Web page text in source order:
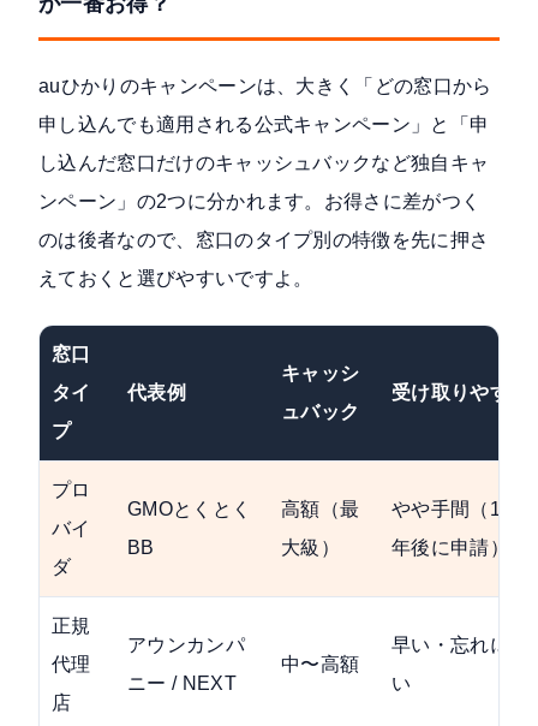
auひかりのキャンペーンは、大きく「どの窓口から
申し込んでも適用される公式キャンペーン」と「申
し込んだ窓口だけのキャッシュバックなど独自キャ
ンペーン」の2つに分かれます。お得さに差がつく
のは後者なので、窓口のタイプ別の特徴を先に押さ
えておくと選びやすいですよ。
窓口
タイ
プ
代表例
キャッシ
ュバック
受け取りやすさ
プロ
バイ
ダ
GMOとくとく
BB
高額（最
大級）
やや手間（1〜2
年後に申請）
正規
代理
店
アウンカンパ
ニー / NEXT
中〜高額
早い・忘れにく
い